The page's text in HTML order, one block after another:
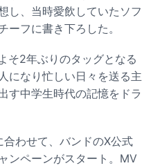
し、当時愛飲していたソフ
ーフに書き下ろした。
そ2年ぶりのタッグとなる
になり忙しい日々を送る主
す中学生時代の記憶をドラ
わせて、バンドのX公式
ンペーンがスタート。MV